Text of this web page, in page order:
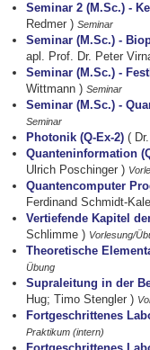
Seminar 2 (M.Sc.) -
Redmer )Seminar
Seminar (M.Sc.) -
apl. Prof. Dr. Peter
Seminar (M.Sc.) -
Wittmann )Seminar
Seminar (M.Sc.) -
Seminar
Photonik (Q-Ex-2)(
Quanteninformation
Ulrich Poschinger )
Quantencomputer
Ferdinand Schmidt-
Vertiefende Kapitel
Schlimme ) Vorlesung/
Theoretische
Übung
Supraleitung in der
Hug; Timo Stengler )
Fortgeschrittenes
Praktikum (intern)